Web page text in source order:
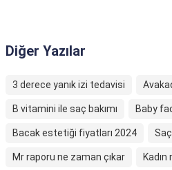
Diğer Yazılar
3 derece yanık izi tedavisi
B vitamini ile saç bakımı Baby
Bacak estetiği fiyatları 2024
Mr raporu ne zaman çıkar